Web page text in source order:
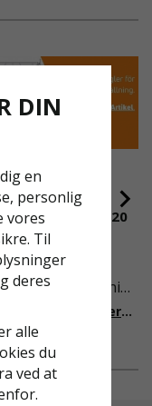
FÖR
-
& EN1004:2020
det kan verka
så är
för rullställning
slappare än de
i skrivande stund,
kommer det bli
på. Från och med
nya
Läs mer om de nya reglerna!
DIN
en
personlig
vores
Til
deres
alle
du
ved at